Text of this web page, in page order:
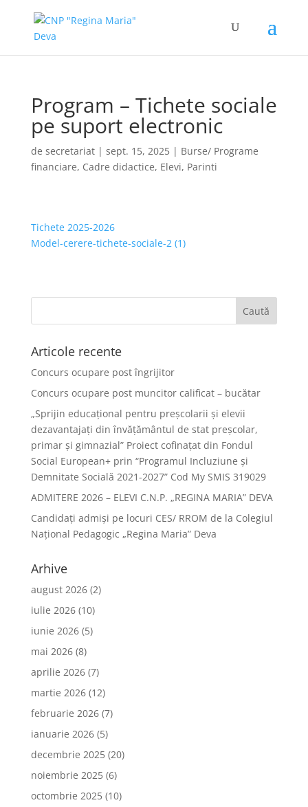
Program – Tichete sociale
pe suport electronic
de secretariat| sept. 15, 2025| Burse/ Programe
financiare, Cadre didactice, Elevi, Parinti
Tichete 2025-2026
Model-cerere-tichete-sociale-2 (1)
Articole recente
Concurs ocupare post îngrijitor
Concurs ocupare post muncitor calificat – bucătar
„Sprijin educațional pentru preșcolarii și elevii
dezavantajați din învățământul de stat preșcolar,
primar și gimnazial” Proiect cofinațat din Fondul
Social European+ prin “Programul Incluziune și
Demnitate Socială 2021-2027” Cod My SMIS 319029
ADMITERE 2026 – ELEVI C.N.P. „REGINA MARIA” DEVA
Candidați admiși pe locuri CES/ RROM de la Colegiul
Național Pedagogic „Regina Maria” Deva
Arhive
august 2026(2)
iulie 2026(10)
iunie 2026(5)
mai 2026(8)
aprilie 2026(7)
martie 2026(12)
februarie 2026(7)
ianuarie 2026(5)
decembrie 2025(20)
noiembrie 2025(6)
octombrie 2025(10)